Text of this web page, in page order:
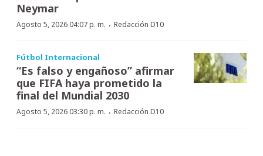
Neymar
Agosto 5, 2026 04:07 p. m. · Redacción D10
Fútbol Internacional
“Es falso y engañoso” afirmar
que FIFA haya prometido la
final del Mundial 2030
Agosto 5, 2026 03:30 p. m. · Redacción D10